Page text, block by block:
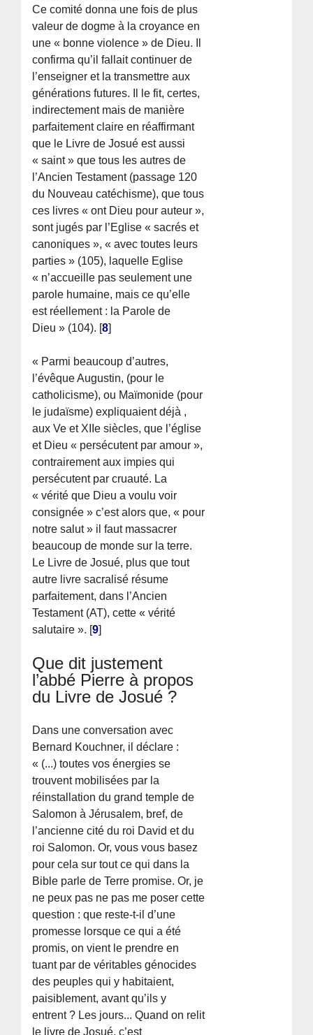
Ce comité donna une fois de plus
valeur de dogme à la croyance en
une « bonne violence » de Dieu. Il
confirma qu’il fallait continuer de
l’enseigner et la transmettre aux
générations futures. Il le fit, certes,
indirectement mais de manière
parfaitement claire en réaffirmant
que le Livre de Josué est aussi
« saint » que tous les autres de
l’Ancien Testament (passage 120
du Nouveau catéchisme), que tous
ces livres « ont Dieu pour auteur »,
sont jugés par l’Eglise « sacrés et
canoniques », « avec toutes leurs
parties » (105), laquelle Eglise
« n’accueille pas seulement une
parole humaine, mais ce qu’elle
est réellement : la Parole de
Dieu » (104). [8]
« Parmi beaucoup d’autres,
l’évêque Augustin, (pour le
catholicisme), ou Maïmonide (pour
le judaïsme) expliquaient déjà ,
aux Ve et XIIe siècles, que l’église
et Dieu « persécutent par amour »,
contrairement aux impies qui
persécutent par cruauté. La
« vérité que Dieu a voulu voir
consignée » c’est alors que, « pour
notre salut » il faut massacrer
beaucoup de monde sur la terre.
Le Livre de Josué, plus que tout
autre livre sacralisé résume
parfaitement, dans l’Ancien
Testament (AT), cette « vérité
salutaire ». [9]
Que dit justement
l’abbé Pierre à propos
du Livre de Josué ?
Dans une conversation avec
Bernard Kouchner, il déclare :
« (...) toutes vos énergies se
trouvent mobilisées par la
réinstallation du grand temple de
Salomon à Jérusalem, bref, de
l’ancienne cité du roi David et du
roi Salomon. Or, vous vous basez
pour cela sur tout ce qui dans la
Bible parle de Terre promise. Or, je
ne peux pas ne pas me poser cette
question : que reste-t-il d’une
promesse lorsque ce qui a été
promis, on vient le prendre en
tuant par de véritables génocides
des peuples qui y habitaient,
paisiblement, avant qu’ils y
entrent ? Les jours... Quand on relit
le livre de Josué, c’est